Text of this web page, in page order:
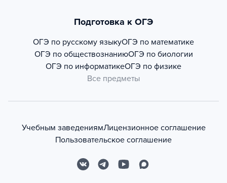
Подготовка к ОГЭ
ОГЭ по русскому языкуОГЭ по математике
ОГЭ по обществознаниюОГЭ по биологии
ОГЭ по информатикеОГЭ по физике
Все предметы
Учебным заведениямЛицензионное соглашение
Пользовательское соглашение